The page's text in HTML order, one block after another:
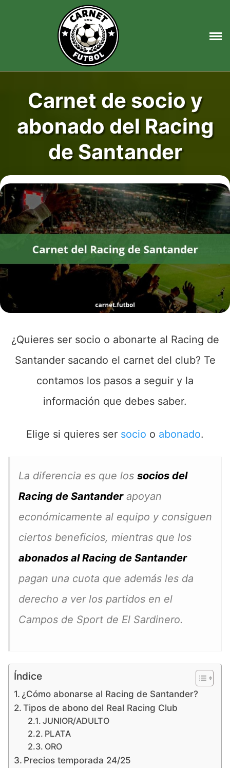
Carnet de socio y
abonado del Racing
de Santander
¿Quieres ser socio o abonarte al Racing de
Santander sacando el carnet del club? Te
contamos los pasos a seguir y la
información que debes saber.
Elige si quieres ser socio o abonado.
La diferencia es que los socios del
Racing de Santanderapoyan
económicamente al equipo y consiguen
ciertos beneficios, mientras que los
abonados al Racing de Santander
pagan una cuota que además les da
derecho a ver los partidos en el
Campos de Sport de El Sardinero.
Índice
¿Cómo abonarse al Racing de Santander?
Tipos de abono del Real Racing Club
JUNIOR/ADULTO
PLATA
ORO
Precios temporada 24/25